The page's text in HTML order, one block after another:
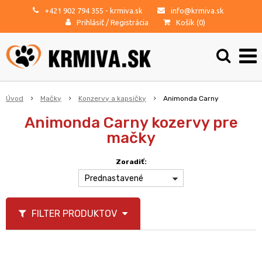
+421 902 794 355 - krmiva.sk
info@krmiva.sk
Prihlásiť / Registrácia Košík (0)
Úvod Mačky Konzervy a kapsičky Animonda Carny
Animonda Carny kozervy pre
mačky
Zoradiť:
Prednastavené
FILTER PRODUKTOV